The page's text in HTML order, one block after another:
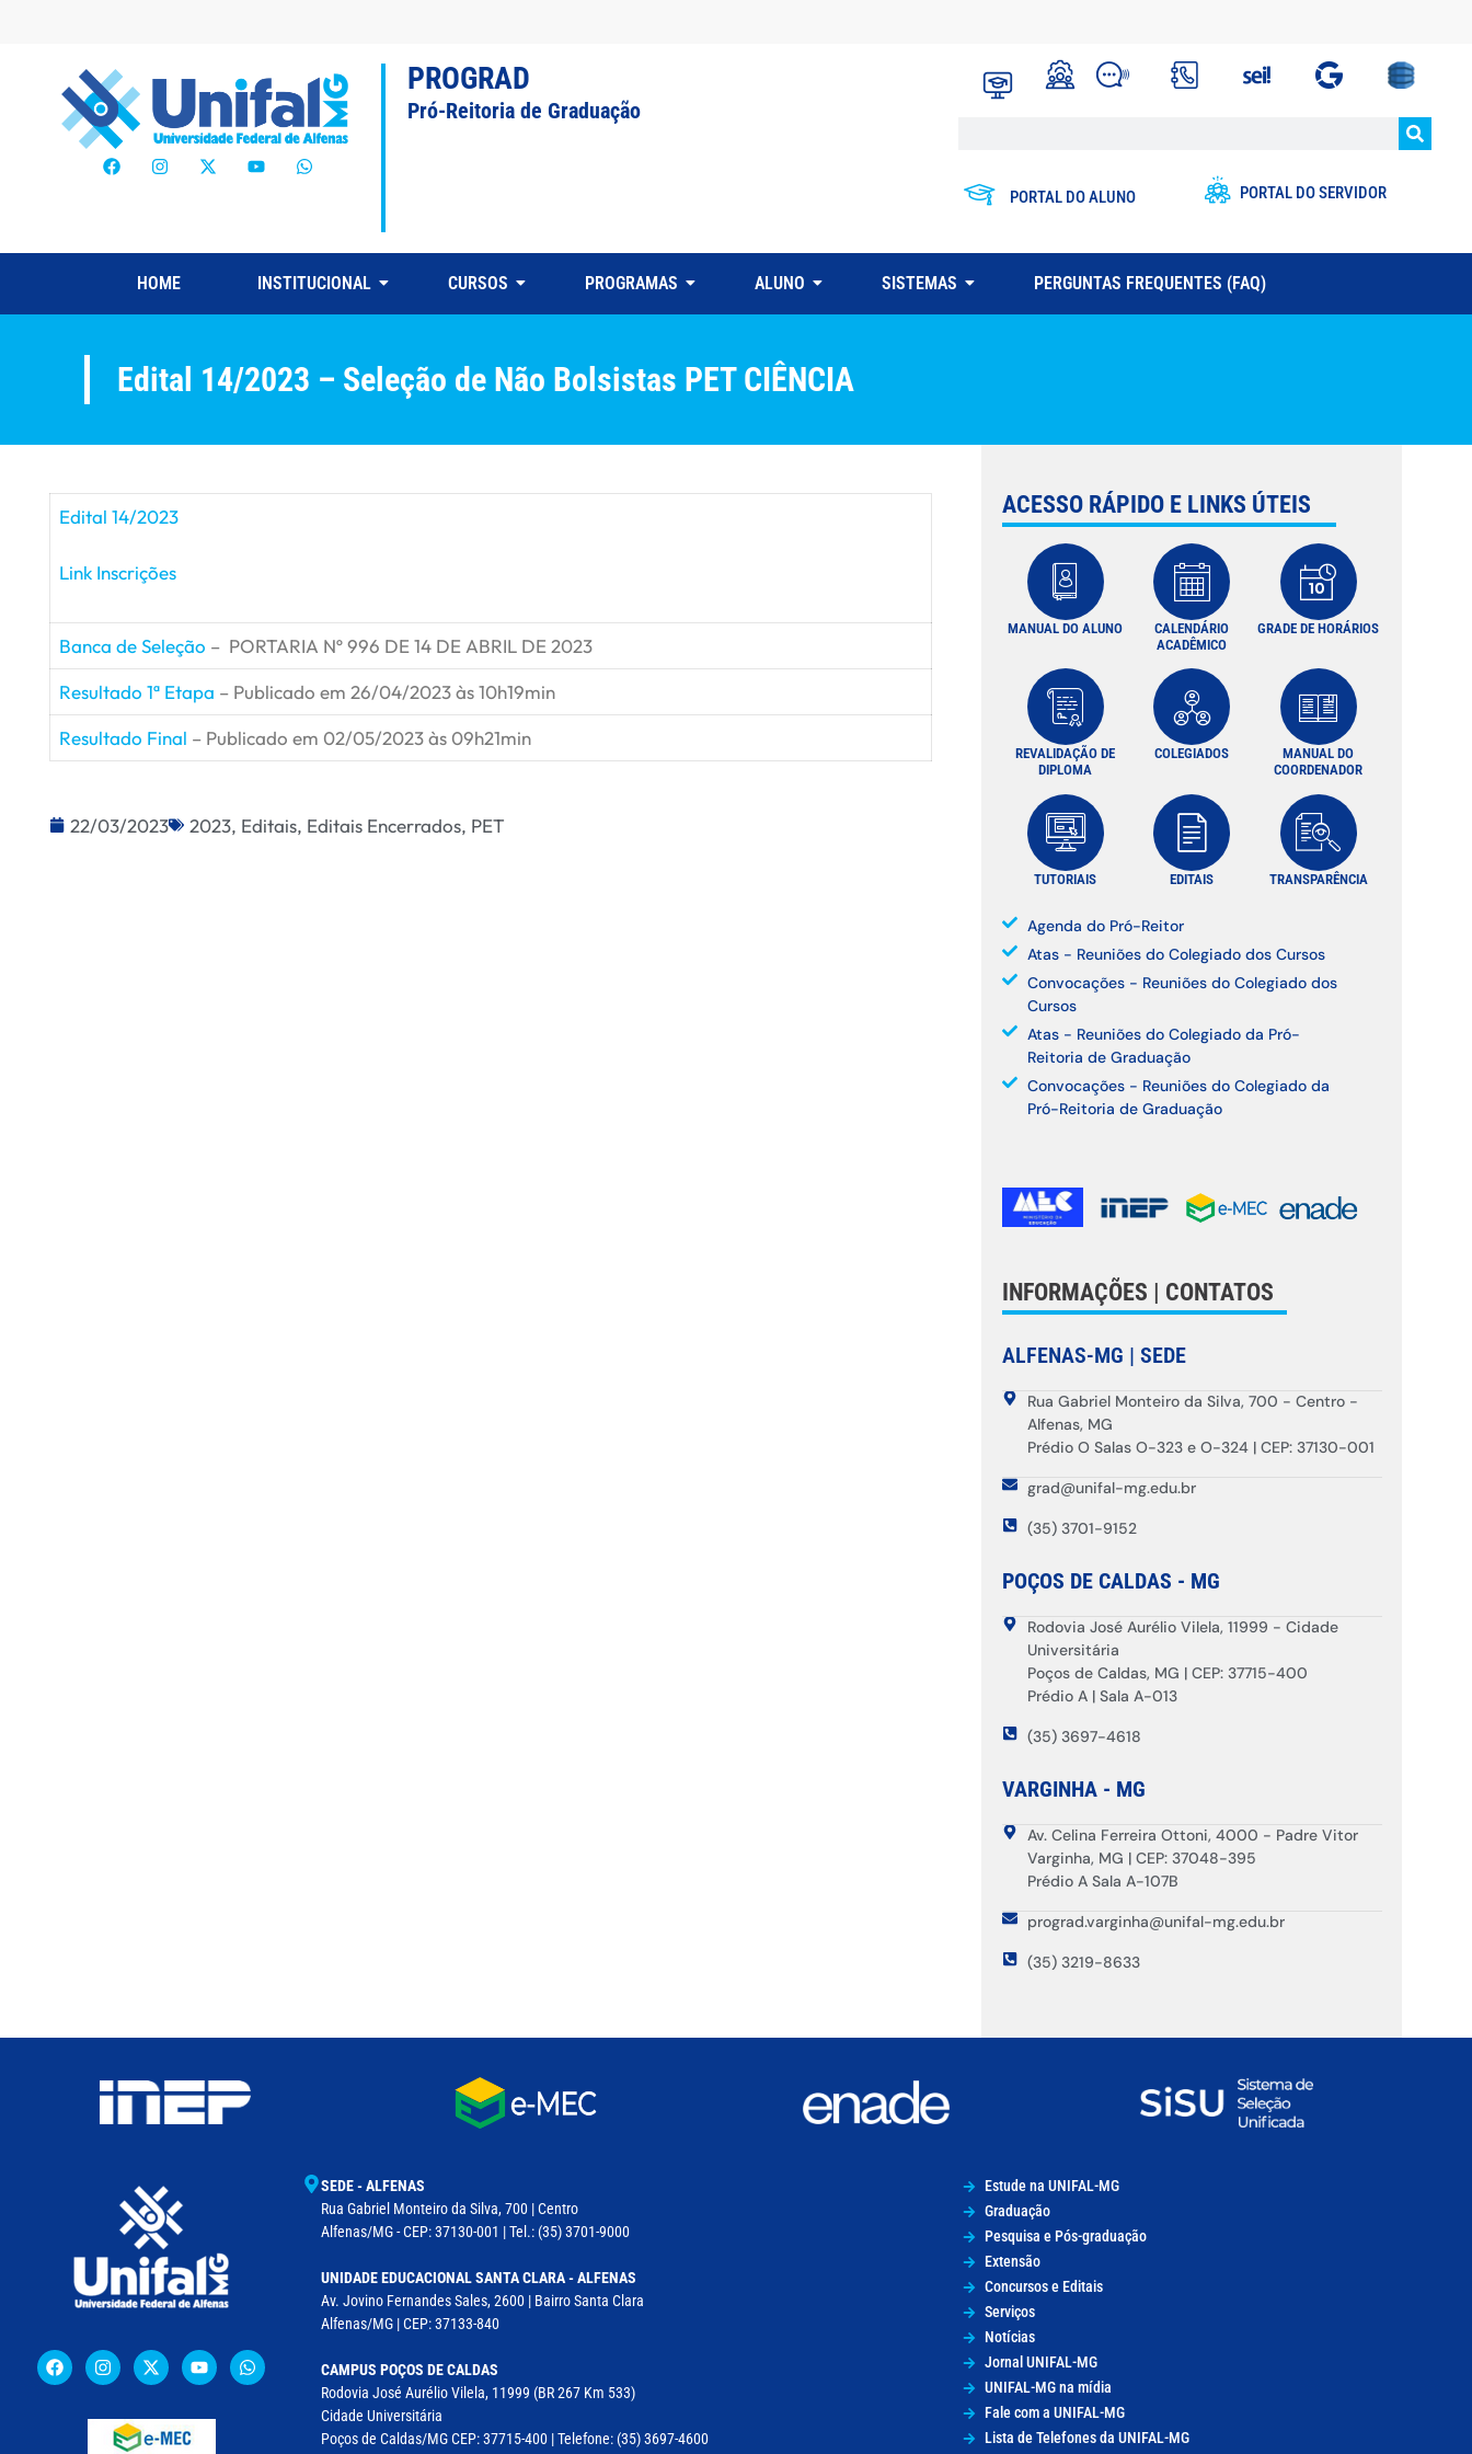
PROGRAD
Pró-Reitoria de Graduação
PORTAL DO ALUNO PORTAL DO SERVIDOR
HOME INSTITUCIONAL CURSOS PROGRAMAS ALUNO SISTEMAS PERGUNTAS FREQUENTES (FAQ)
Edital 14/2023 – Seleção de Não Bolsistas PET CIÊNCIA
Edital 14/2023
Link Inscrições
Banca de Seleção – PORTARIA Nº 996 DE 14 DE ABRIL DE 2023
Resultado 1ª Etapa – Publicado em 26/04/2023 às 10h19min
Resultado Final – Publicado em 02/05/2023 às 09h21min
22/03/2023 2023, Editais, Editais Encerrados, PET
ACESSO RÁPIDO E LINKS ÚTEIS
MANUAL DO ALUNO
CALENDÁRIO
ACADÊMICO
GRADE DE HORÁRIOS
REVALIDAÇÃO DE
DIPLOMA
COLEGIADOS
MANUAL DO
COORDENADOR
TUTORIAIS EDITAIS TRANSPARÊNCIA
Agenda do Pró-Reitor
Atas - Reuniões do Colegiado dos Cursos
Convocações - Reuniões do Colegiado dos
Cursos
Atas - Reuniões do Colegiado da Pró-
Reitoria de Graduação
Convocações - Reuniões do Colegiado da
Pró-Reitoria de Graduação
INFORMAÇÕES | CONTATOS
ALFENAS-MG | SEDE
Rua Gabriel Monteiro da Silva, 700 - Centro -
Alfenas, MG
Prédio O Salas O-323 e O-324 | CEP: 37130-001
grad@unifal-mg.edu.br
(35) 3701-9152
POÇOS DE CALDAS - MG
Rodovia José Aurélio Vilela, 11999 - Cidade
Universitária
Poços de Caldas, MG | CEP: 37715-400
Prédio A | Sala A-013
(35) 3697-4618
VARGINHA - MG
Av. Celina Ferreira Ottoni, 4000 - Padre Vitor
Varginha, MG | CEP: 37048-395
Prédio A Sala A-107B
prograd.varginha@unifal-mg.edu.br
(35) 3219-8633
SEDE - ALFENAS
Rua Gabriel Monteiro da Silva, 700 | Centro
Alfenas/MG - CEP: 37130-001 | Tel.: (35) 3701-9000
UNIDADE EDUCACIONAL SANTA CLARA - ALFENAS
Av. Jovino Fernandes Sales, 2600 | Bairro Santa Clara
Alfenas/MG | CEP: 37133-840
CAMPUS POÇOS DE CALDAS
Rodovia José Aurélio Vilela, 11999 (BR 267 Km 533)
Cidade Universitária
Poços de Caldas/MG CEP: 37715-400 | Telefone: (35) 3697-4600
Estude na UNIFAL-MG
Graduação
Pesquisa e Pós-graduação
Extensão
Concursos e Editais
Serviços
Notícias
Jornal UNIFAL-MG
UNIFAL-MG na mídia
Fale com a UNIFAL-MG
Lista de Telefones da UNIFAL-MG